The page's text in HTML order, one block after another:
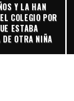
Y LA HAN
COLEGIO POR
ESTABA
DE OTRA NIÑA